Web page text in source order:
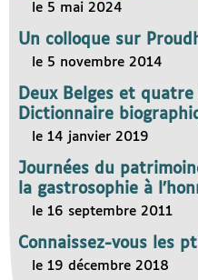
le 5 mai 2024
Un colloque sur
le 5 novembre 2014
Deux Belges et
Dictionnaire
le 14 janvier 2019
Journées du
la gastrosophie à
le 16 septembre 2011
Connaissez-vous les
le 19 décembre 2018